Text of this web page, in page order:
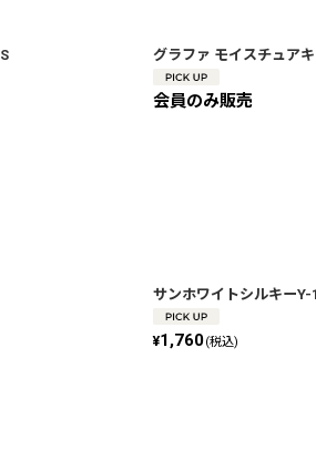
グラファ モイスチュア
会員のみ販売
サンホワイトシルキー
¥1,760(税込)